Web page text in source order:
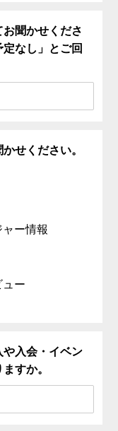
聞かせくださ
なし」とご回
せください。
ー情報
ー
や入会・イベン
すか。